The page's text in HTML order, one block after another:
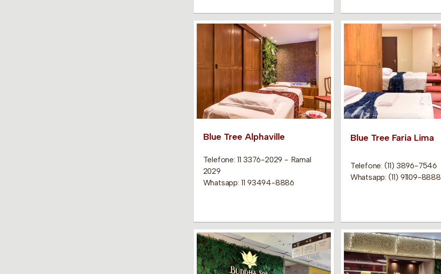
Blue Tree Alphaville
Telefone: 11 3376-2029 - Ramal
2029
Whatsapp: 11 93494-8886
Blue Tree Faria Lima
Telefone: (11) 3896-7546
Whatsapp: (11) 91109-8888